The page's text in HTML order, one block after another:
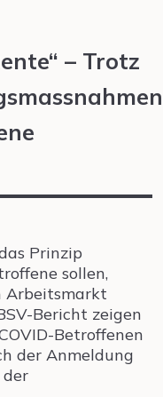
– Trotz
Prinzip
sollen,
Arbeitsmarkt
Bericht zeigen
Betroffenen
der Anmeldung
der